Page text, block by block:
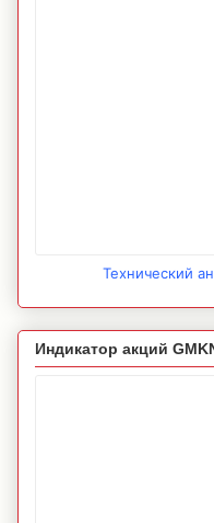
Технический
Индикатор акций